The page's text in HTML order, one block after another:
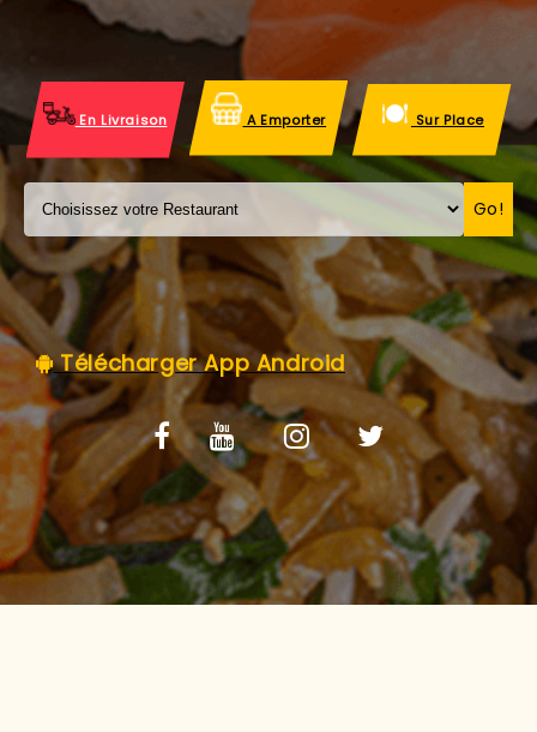
VOS AVIS
MENTIONS LÉGALES
C.G.V
En Livraison A Emporter Sur Place
Go!
Télécharger App Android